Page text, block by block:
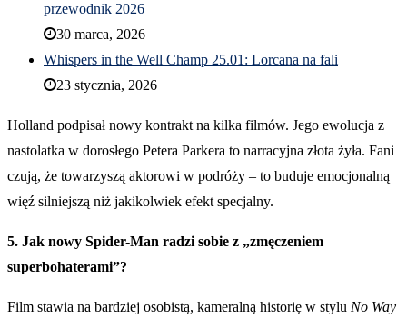
przewodnik 2026
30 marca, 2026
Whispers in the Well Champ 25.01: Lorcana na fali
23 stycznia, 2026
Holland podpisał nowy kontrakt na kilka filmów. Jego ewolucja z
nastolatka w dorosłego Petera Parkera to narracyjna złota żyła. Fani
czują, że towarzyszą aktorowi w podróży – to buduje emocjonalną
więź silniejszą niż jakikolwiek efekt specjalny.
5. Jak nowy Spider-Man radzi sobie z „zmęczeniem
superbohaterami”?
Film stawia na bardziej osobistą, kameralną historię w stylu No Way